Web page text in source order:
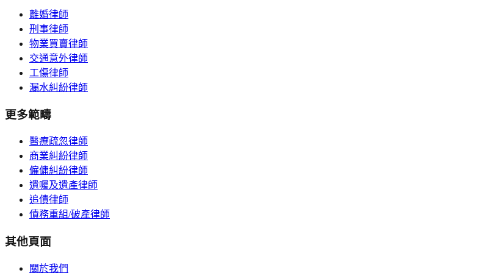
離婚律師
刑事律師
物業買賣律師
交通意外律師
工傷律師
漏水糾紛律師
更多範疇
醫療疏忽律師
商業糾紛律師
僱傭糾紛律師
遺囑及遺產律師
追債律師
債務重組/破產律師
其他頁面
關於我們